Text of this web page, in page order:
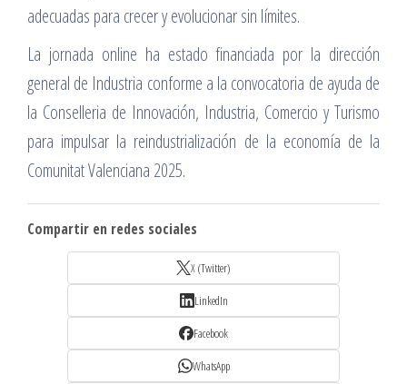
adecuadas para crecer y evolucionar sin límites.
La jornada online ha estado financiada por la dirección
general de Industria conforme a la convocatoria de ayuda de
la Conselleria de Innovación, Industria, Comercio y Turismo
para impulsar la reindustrialización de la economía de la
Comunitat Valenciana 2025.
Compartir en redes sociales
X (Twitter)
LinkedIn
Facebook
WhatsApp